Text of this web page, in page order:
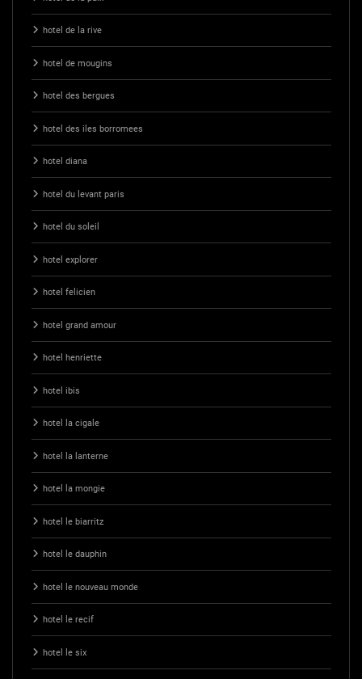
hotel de la rive
hotel de mougins
hotel des bergues
hotel des iles borromees
hotel diana
hotel du levant paris
hotel du soleil
hotel explorer
hotel felicien
hotel grand amour
hotel henriette
hotel ibis
hotel la cigale
hotel la lanterne
hotel la mongie
hotel le biarritz
hotel le dauphin
hotel le nouveau monde
hotel le recif
hotel le six